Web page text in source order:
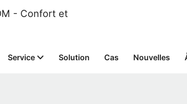
- Confort et
Service Solution Cas Nouvelles